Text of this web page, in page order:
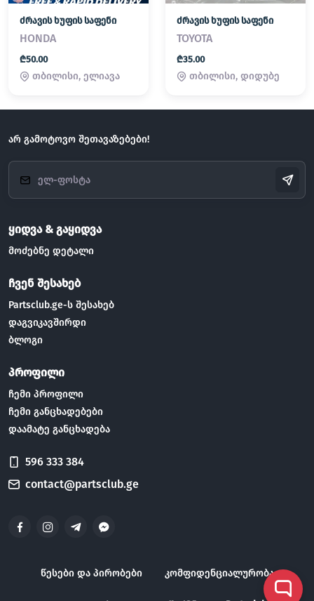
ძრავის ხუფის საფენი
HONDA
₾50.00
თბილისი, ელიავა
ძრავის ხუფის საფენი
TOYOTA
₾35.00
თბილისი, დიდუბე
არ გამოტოვო შეთავაზებები!
ყიდვა & გაყიდვა
მოძებნე დეტალი
ჩვენ შესახებ
Partsclub.ge-ს შესახებ
დაგვიკავშირდი
ბლოგი
პროფილი
ჩემი პროფილი
ჩემი განცხადებები
დაამატე განცხადება
596 333 384
contact@partsclub.ge
წესები და პირობები კომფიდენციალურობა